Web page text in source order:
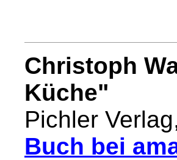
Christoph
Küche"
Pichler
Buch bei